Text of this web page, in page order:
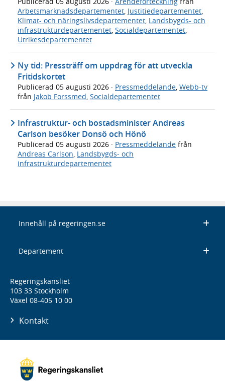
Arbetsmarknadsdepartementet Justitiedepartementet
Klimat- och näringslivsdepartementet Landsbygds- och
infrastrukturdepartementet Socialdepartementet
Utrikesdepartementet
Ny tid: Pressträff om uppdrag för att utveckla
Fritidskortet
Publicerad 05 augusti 2026 · Pressmeddelande, Webb-tv
från Jakob Forssmed, Socialdepartementet
Infrastruktur- och bostadsminister Andreas
Carlson besöker Donsö och Hönö
Publicerad 05 augusti 2026 · Pressmeddelande från
Andreas Carlson, Landsbygds- och
infrastrukturdepartementet
Innehåll på regeringen.se
Departement
Regeringskansliet
103 33 Stockholm
Växel 08-405 10 00
Kontakt